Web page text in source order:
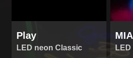
Play
LED neon Classic